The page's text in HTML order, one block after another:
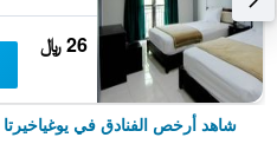
26 ﷼
شاهد أرخص الفنادق في يوغياخيرتا